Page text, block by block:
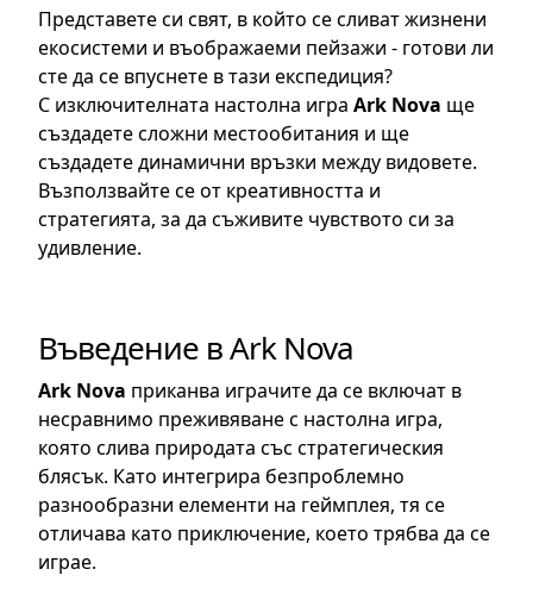
Представете си свят, в който се сливат жизнени
екосистеми и въображаеми пейзажи - готови ли
сте да се впуснете в тази експедиция?
С изключителната настолна игра Ark Nova ще
създадете сложни местообитания и ще
създадете динамични връзки между видовете.
Възползвайте се от креативността и
стратегията, за да съживите чувството си за
удивление.
Въведение в Ark Nova
Ark Nova приканва играчите да се включат в
несравнимо преживяване с настолна игра,
която слива природата със стратегическия
блясък. Като интегрира безпроблемно
разнообразни елементи на геймплея, тя се
отличава като приключение, което трябва да се
играе.